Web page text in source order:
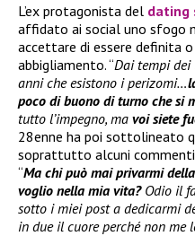
L’ex protagonista del dating
affidato ai social uno sfogo
accettare di essere definita
abbigliamento. “Dai tempi dei
anni che esistono i perizomi…
poco di buono di turno che si
tutto l’impegno, ma voi siete
28enne ha poi sottolineato
soprattutto alcuni
“Ma chi può mai privarmi
voglio nella mia vita? Odio il
sotto i miei post a dedicarmi
in due il cuore perché non me